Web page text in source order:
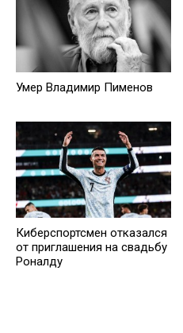
Умер Владимир Пименов
Киберспортсмен отказался
от приглашения на свадьбу
Роналду